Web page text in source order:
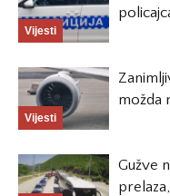
Vijesti
Vijesti
možda
Gužve